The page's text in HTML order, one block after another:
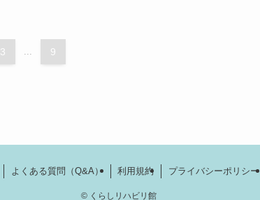
3 9
よくある質問（Q&A） 利用規約 プライバシーポリシー
© くらしリハビリ館